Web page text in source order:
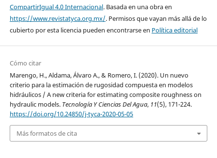
CompartirIgual 4.0 Internacional. Basada en una obra en
https://www.revistatyca.org.mx/. Permisos que vayan más allá de lo
cubierto por esta licencia pueden encontrarse en Política editorial
Cómo citar
Marengo, H., Aldama, Álvaro A., & Romero, I. (2020). Un nuevo
criterio para la estimación de rugosidad compuesta en modelos
hidráulicos / A new criteria for estimating composite roughness on
hydraulic models. Tecnología Y Ciencias Del Agua, 11(5), 171-224.
https://doi.org/10.24850/j-tyca-2020-05-05
Más formatos de cita